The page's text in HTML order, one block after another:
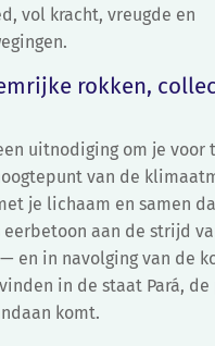
vol kracht, vreugde en
rokken,
uitnodiging om je voor
van de
je lichaam en samen
eerbetoon aan de strijd
en in navolging van de
in de staat Pará,
komt.